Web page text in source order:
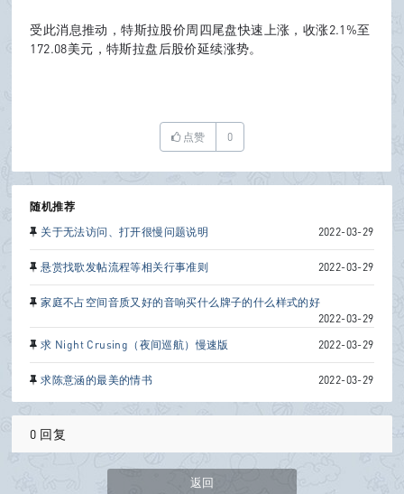
受此消息推动，特斯拉股价周四尾盘快速上涨，收涨2.1%至
172.08美元，特斯拉盘后股价延续涨势。
点赞 0
随机推荐
关于无法访问、打开很慢问题说明
2022-03-29
悬赏找歌发帖流程等相关行事准则 2022-03-29
家庭不占空间音质又好的音响买什么牌子的什么样式的好
2022-03-29
求 Night Crusing（夜间巡航）慢速版
2022-03-29
求陈意涵的最美的情书 2022-03-29
0 回复
返回